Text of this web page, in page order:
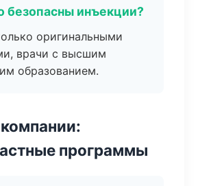
безопасны инъекции?
оригинальными
врачи с высшим
образованием.
программы